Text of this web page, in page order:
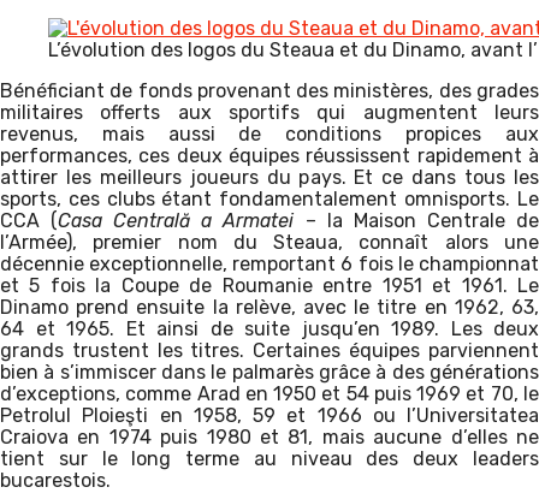
L’évolution des logos du Steaua et du Dinamo, avant
Bénéficiant de fonds provenant des ministères, des grades
militaires offerts aux sportifs qui augmentent leurs
revenus, mais aussi de conditions propices aux
performances, ces deux équipes réussissent rapidement à
attirer les meilleurs joueurs du pays. Et ce dans tous les
sports, ces clubs étant fondamentalement omnisports. Le
CCA (Casa Centrală a Armatei – la Maison Centrale de
l’Armée), premier nom du Steaua, connaît alors une
décennie exceptionnelle, remportant 6 fois le championnat
et 5 fois la Coupe de Roumanie entre 1951 et 1961. Le
Dinamo prend ensuite la relève, avec le titre en 1962, 63,
64 et 1965. Et ainsi de suite jusqu’en 1989. Les deux
grands trustent les titres. Certaines équipes parviennent
bien à s’immiscer dans le palmarès grâce à des générations
d’exceptions, comme Arad en 1950 et 54 puis 1969 et 70, le
Petrolul Ploieşti en 1958, 59 et 1966 ou l’Universitatea
Craiova en 1974 puis 1980 et 81, mais aucune d’elles ne
tient sur le long terme au niveau des deux leaders
bucarestois.